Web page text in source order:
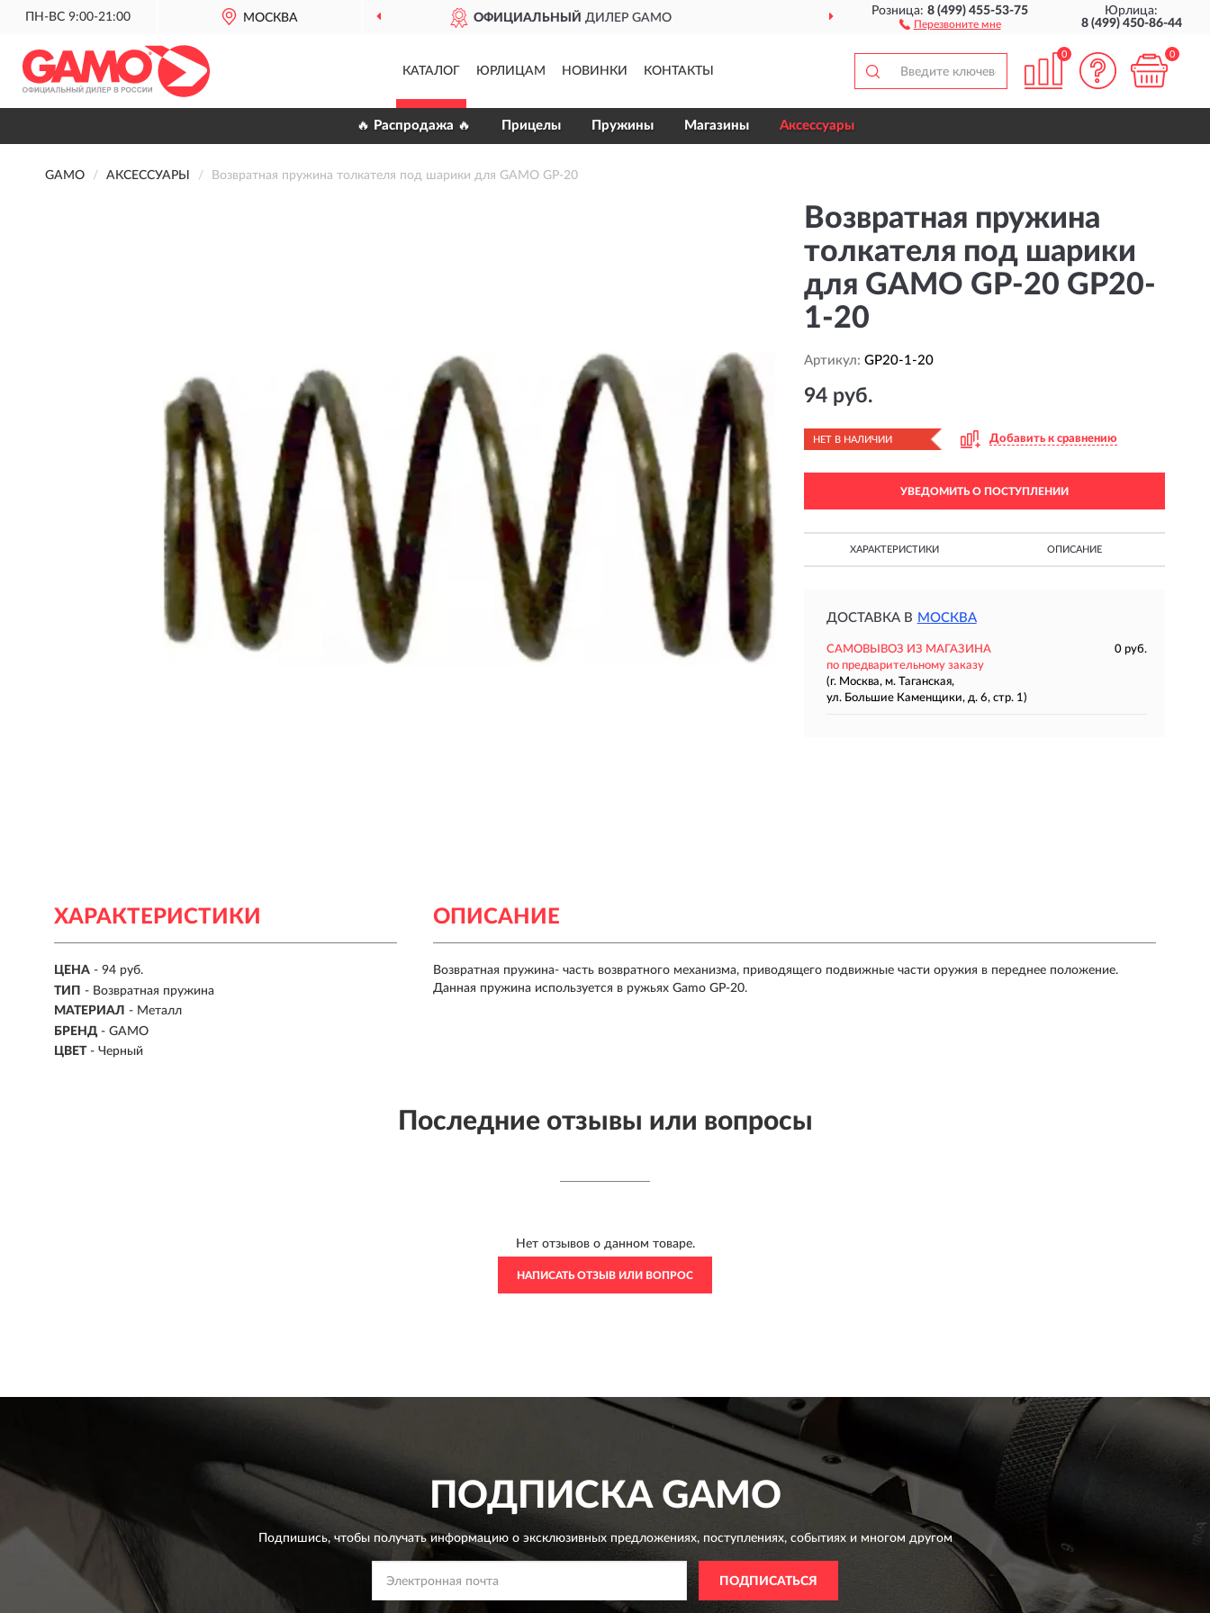
ПН-ВС 9:00-21:00 МОСКВА
ОФИЦИАЛЬНЫЙ ДИЛЕР GAMO ПО ВСЕЙ РОССИИ ДО 12
Розница:8 (499) 455-53-75
Перезвоните мне
Юрлица:
8 (499) 450-86-44
КАТАЛОГ ЮРЛИЦАМ НОВИНКИ КОНТАКТЫ
0 0
🔥 Распродажа 🔥 Прицелы Пружины Магазины Аксессуары
GAMO АКСЕССУАРЫ Возвратная пружина толкателя под шарики для GAMO GP-20
Возвратная пружина
толкателя под шарики
для GAMO GP-20 GP20-
1-20
Артикул: GP20-1-20
94 руб.
НЕТ В НАЛИЧИИ Добавить к сравнению
УВЕДОМИТЬ О ПОСТУПЛЕНИИ
ХАРАКТЕРИСТИКИ ОПИСАНИЕ
ДОСТАВКА В МОСКВА
САМОВЫВОЗ ИЗ МАГАЗИНА
0 руб.
по предварительному заказу
(г. Москва, м. Таганская,
ул. Большие Каменщики, д. 6, стр. 1)
ХАРАКТЕРИСТИКИ
ЦЕНА - 94 руб.
ТИП - Возвратная пружина
МАТЕРИАЛ - Металл
БРЕНД - GAMO
ЦВЕТ - Черный
ОПИСАНИЕ
Возвратная пружина- часть возвратного механизма, приводящего подвижные части оружия в переднее положение.
Данная пружина используется в ружьях Gamo GP-20.
Последние отзывы или вопросы
Нет отзывов о данном товаре.
НАПИСАТЬ ОТЗЫВ ИЛИ ВОПРОС
ПОДПИСКАGAMO
Подпишись, чтобы получать информацию о эксклюзивных предложениях,поступлениях, событиях и многом другом
ПОДПИСАТЬСЯ